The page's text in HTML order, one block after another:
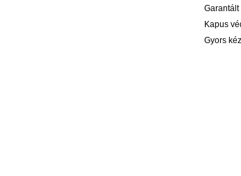
Garantált
Kapus
Gyors